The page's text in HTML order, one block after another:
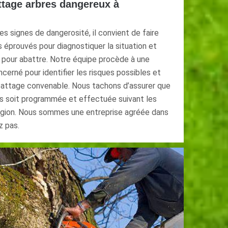
arbres dangereux à
signes de dangerosité, il convient de faire
pour diagnostiquer la situation et
abattre. Notre équipe procède à une
pour identifier les risques possibles et
convenable. Nous tachons d’assurer que
soit programmée et effectuée suivant les
Nous sommes une entreprise agréée dans
pas.